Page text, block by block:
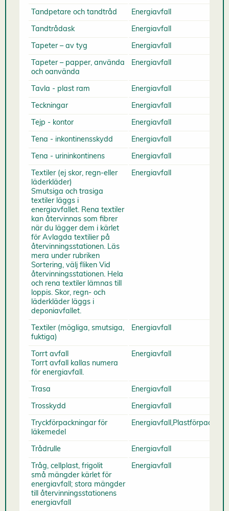
Tandpetare och tandtråd
Energiavfall
Tandtrådask
Energiavfall
Tapeter – av tyg
Energiavfall
Tapeter – papper, använda
och oanvända
Energiavfall
Tavla - plast ram
Energiavfall
Teckningar
Energiavfall
Tejp - kontor
Energiavfall
Tena - inkontinensskydd
Energiavfall
Tena - urininkontinens
Energiavfall
Textiler (ej skor, regn-eller
läderkläder)
Smutsiga och trasiga
textiler läggs i
energiavfallet. Rena textiler
kan återvinnas som fibrer
när du lägger dem i kärlet
för Avlagda textilier på
återvinningsstationen. Läs
mera under rubriken
Sortering, välj fliken Vid
återvinningsstationen. Hela
och rena textiler lämnas till
loppis. Skor, regn- och
läderkläder läggs i
deponiavfallet.
Energiavfall
Textiler (mögliga, smutsiga,
fuktiga)
Energiavfall
Torrt avfall
Torrt avfall kallas numera
för energiavfall.
Energiavfall
Trasa
Energiavfall
Trosskydd
Energiavfall
Tryckförpackningar för
läkemedel
Trådrulle
Energiavfall
Tråg, cellplast, frigolit
små mängder kärlet för
energiavfall; stora mängder
till återvinningsstationens
energiavfall
Energiavfall